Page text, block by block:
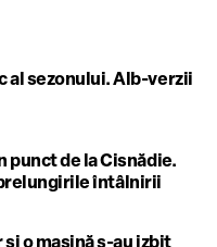
al sezonului. Alb-verzii
punct de la Cisnădie.
întâlnirii